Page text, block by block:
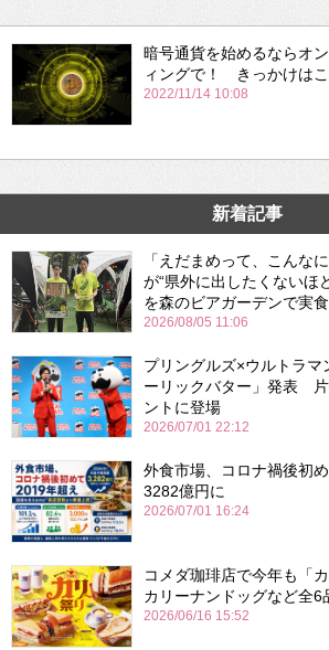
暗号通貨を始めるならオ
ィングで！ きっかけはこ
2022/11/14 10:08
新着記事
「えだまめって、こんな
が“県外に出したくないほ
を森のビアガーデンで実食
2026/08/05 11:06
プリングルズ×ウルトラ
ーリックバター」発表
ントに登場
2026/07/01 22:12
外食市場、コロナ禍後初
3282億円に
2026/07/01 16:24
コメダ珈琲店で今年も「
カリーナンドッグなど全6
2026/06/16 15:52